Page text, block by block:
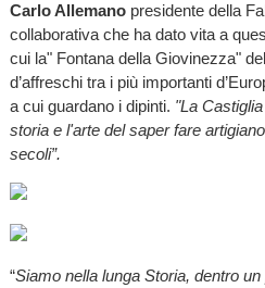
Carlo Allemano presidente della
collaborativa che ha dato vita a
cui la" Fontana della Giovinezza"
d’affreschi tra i più importanti
a cui guardano i dipinti. "La
storia e l'arte del saper fare
secoli”.
“Siamo nella lunga Storia, dentro